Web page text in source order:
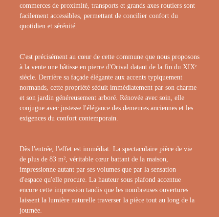
commerces de proximité, transports et grands axes routiers sont
facilement accessibles, permettant de concilier confort du
quotidien et sérénité.
C'est précisément au cœur de cette commune que nous proposons
à la vente une bâtisse en pierre d'Orival datant de la fin du XIXᵉ
siècle. Derrière sa façade élégante aux accents typiquement
normands, cette propriété séduit immédiatement par son charme
et son jardin généreusement arboré. Rénovée avec soin, elle
conjugue avec justesse l'élégance des demeures anciennes et les
exigences du confort contemporain.
Dès l'entrée, l'effet est immédiat. La spectaculaire pièce de vie
de plus de 83 m², véritable cœur battant de la maison,
impressionne autant par ses volumes que par la sensation
d'espace qu'elle procure. La hauteur sous plafond accentue
encore cette impression tandis que les nombreuses ouvertures
laissent la lumière naturelle traverser la pièce tout au long de la
journée.